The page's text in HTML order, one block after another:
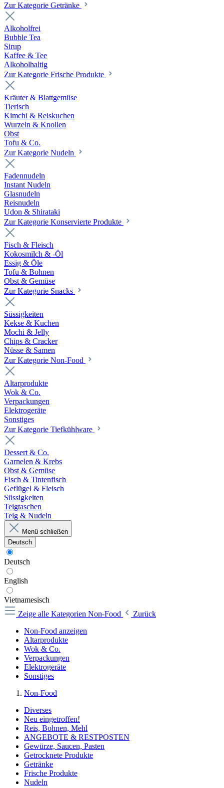
Zur Kategorie Getränke
Alkoholfrei
Bubble Tea
Sirup
Kaffee & Tee
Alkoholhaltig
Zur Kategorie Frische Produkte
Kräuter & Blattgemüse
Tierisch
Kimchi & Reiskuchen
Wurzeln & Knollen
Obst
Tofu & Co.
Zur Kategorie Nudeln
Fadennudeln
Instant Nudeln
Glasnudeln
Reisnudeln
Udon & Shirataki
Zur Kategorie Konservierte Produkte
Fisch & Fleisch
Kokosmilch & -Öl
Essig & Öle
Tofu & Bohnen
Obst & Gemüse
Zur Kategorie Snacks
Süssigkeiten
Kekse & Kuchen
Mochi & Jelly
Chips & Cracker
Nüsse & Samen
Zur Kategorie Non-Food
Altarprodukte
Wok & Co.
Verpackungen
Elektrogeräte
Sonstiges
Zur Kategorie Tiefkühlware
Dessert & Co.
Garnelen & Krebs
Obst & Gemüse
Fisch & Tintenfisch
Geflügel & Fleisch
Süssigkeiten
Teigtaschen
Teig & Nudeln
Menü schließen
Deutsch
Deutsch
English
Vietnamesisch
Zeige alle Kategorien Non-Food
Zurück
Non-Food anzeigen
Altarprodukte
Wok & Co.
Verpackungen
Elektrogeräte
Sonstiges
Non-Food
Diverses
Neu eingetroffen!
Reis, Bohnen, Mehl
ANGEBOTE & RESTPOSTEN
Gewürze, Saucen, Pasten
Getrocknete Produkte
Getränke
Frische Produkte
Nudeln